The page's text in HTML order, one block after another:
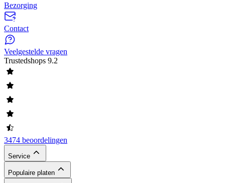
Bezorging
Contact
Veelgestelde vragen
Trustedshops 9.2
3474 beoordelingen
Service
Populaire platen